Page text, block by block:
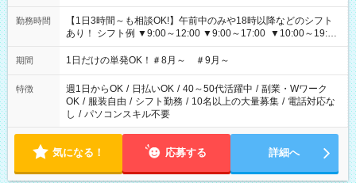
勤務時間
【1日3時間～も相談OK!】午前中のみや18時以降などのシフト
あり！ シフト例 ▼9:00～12:00 ▼9:00～17:00 ▼10:00～19:00
▼18:00～21:00
期間 1日だけの単発OK！＃8月～ ＃9月～
特徴 週1日からOK / 日払いOK / 40～50代活躍中 / 副業・Wワーク
OK / 服装自由 / シフト勤務 / 10名以上の大量募集 / 電話対応な
し / パソコンスキル不要
気になる！ 応募する 詳細へ